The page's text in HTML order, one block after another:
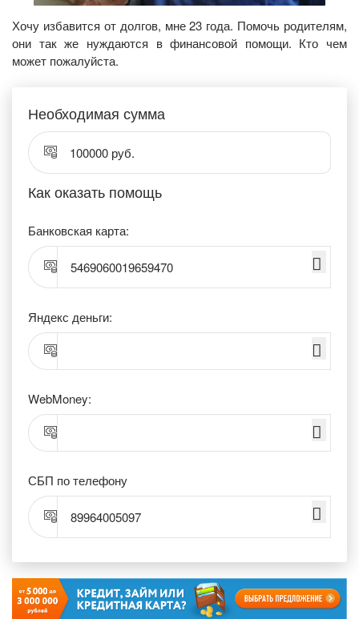
Хочу избавится от долгов, мне 23 года. Помочь родителям,
они так же нуждаются в финансовой помощи. Кто чем
может пожалуйста.
Необходимая сумма
100000 руб.
Как оказать помощь
Банковская карта:
5469060019659470
Яндекс деньги:
WebMoney:
СБП по телефону
89964005097